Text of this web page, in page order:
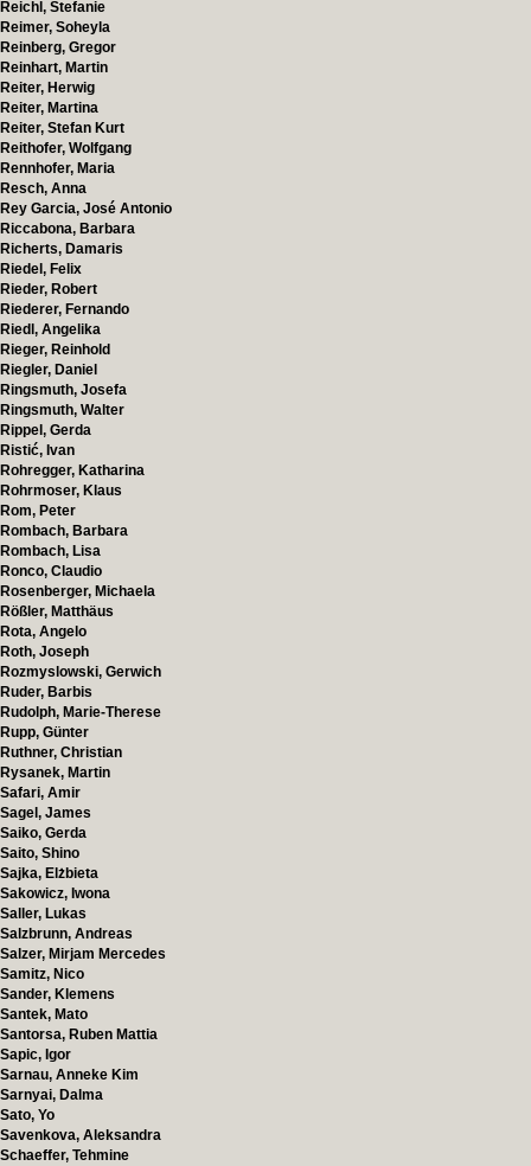
Reichl, Stefanie
Reimer, Soheyla
Reinberg, Gregor
Reinhart, Martin
Reiter, Herwig
Reiter, Martina
Reiter, Stefan Kurt
Reithofer, Wolfgang
Rennhofer, Maria
Resch, Anna
Rey Garcia, José Antonio
Riccabona, Barbara
Richerts, Damaris
Riedel, Felix
Rieder, Robert
Riederer, Fernando
Riedl, Angelika
Rieger, Reinhold
Riegler, Daniel
Ringsmuth, Josefa
Ringsmuth, Walter
Rippel, Gerda
Ristić, Ivan
Rohregger, Katharina
Rohrmoser, Klaus
Rom, Peter
Rombach, Barbara
Rombach, Lisa
Ronco, Claudio
Rosenberger, Michaela
Rößler, Matthäus
Rota, Angelo
Roth, Joseph
Rozmyslowski, Gerwich
Ruder, Barbis
Rudolph, Marie-Therese
Rupp, Günter
Ruthner, Christian
Rysanek, Martin
Safari, Amir
Sagel, James
Saiko, Gerda
Saito, Shino
Sajka, Elżbieta
Sakowicz, Iwona
Saller, Lukas
Salzbrunn, Andreas
Salzer, Mirjam Mercedes
Samitz, Nico
Sander, Klemens
Santek, Mato
Santorsa, Ruben Mattia
Sapic, Igor
Sarnau, Anneke Kim
Sarnyai, Dalma
Sato, Yo
Savenkova, Aleksandra
Schaeffer, Tehmine